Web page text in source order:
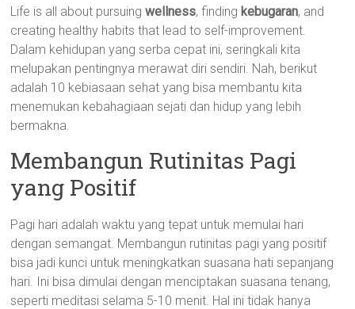
Life is all about pursuingwellness, finding kebugaran, and
creating healthy habits that lead to self-improvement.
Dalam kehidupan yang serba cepat ini, seringkali kita
melupakan pentingnya merawat diri sendiri. Nah, berikut
adalah 10 kebiasaan sehat yang bisa membantu kita
menemukan kebahagiaan sejati dan hidup yang lebih
bermakna.
Membangun Rutinitas Pagi
yang Positif
Pagi hari adalah waktu yang tepat untuk memulai hari
dengan semangat. Membangun rutinitas pagi yang positif
bisa jadi kunci untuk meningkatkan suasana hati sepanjang
hari. Ini bisa dimulai dengan menciptakan suasana tenang,
seperti meditasi selama 5-10 menit. Hal ini tidak hanya